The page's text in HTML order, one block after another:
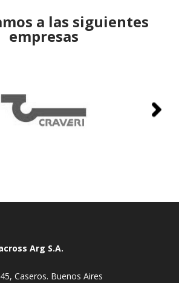
a las siguientes
empresas
Arg S.A.
Caseros. Buenos Aires